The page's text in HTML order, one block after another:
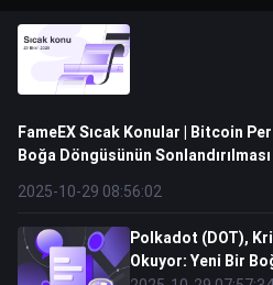
FameEX Sıcak Konular | Bitcoin
Boğa Döngüsünün
2025-10-29 08:56:02
Polkadot (DOT),
Okuyor: Yeni Bir